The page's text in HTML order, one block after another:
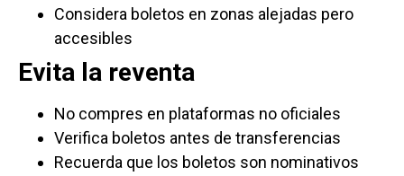
Considera boletos en zonas alejadas pero
accesibles
Evita la reventa
No compres en plataformas no oficiales
Verifica boletos antes de transferencias
Recuerda que los boletos son nominativos